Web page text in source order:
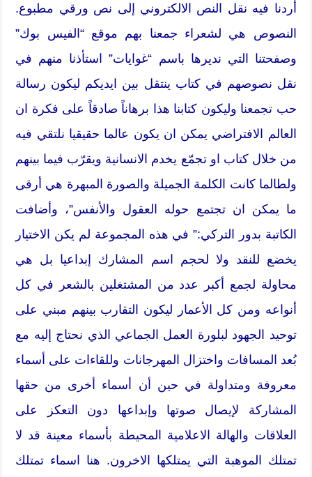
أردنا فيه نقل النص الالكتروني إلى نص ورقي مطبوع.
النصوص هي لشعراء جمعنا بهم موقع “الفيس بوك”
وصفحتنا التي نديرها باسم “غوايات” استأذنا منهم في
نقل نصوصهم في كتاب ينتقل بين ايديكم ليكون رسالة
حب تجمعنا وليكون كتابنا هذا برهاناً صادقاً على فكرة ان
العالم الافتراضي يمكن ان يكون عالما حقيقيا نلتقي فيه
من خلال كتاب او تجمّع يخدم الانسانية ويقرّب فيما بينهم
ولطالما كانت الكلمة الجميلة والصورة المبهرة هي أرقى
ما يمكن ان تجتمع حوله العقول والأنفس”، وأضافت
الكاتبة بدور التركي:” في هذه المجموعة لم يكن الاختيار
يخضع للنقد ولا لحجم اسم المشارك إبداعيا بل هي
محاولة لجمع أكبر عدد من المشتغلين بالشعر في كل
أنواعه ومن كل الأعمار ليكون التقارب بينهم مبني على
توحيد الجهود لبلورة العمل الجماعي الذي نحتاج إليه مع
بُعد المسافات واختزال المهرجانات وللقاءات على أسماء
معروفة ومتداولة في حين أن أسماء أخرى من حقها
المشاركة لإيصال صوتها وإبداعها دون التعكز على
العلاقات والهالة الاعلامية المحيطة بأسماء معينة قد لا
تمتلك الموهبة التي يمتلكها الاخرون. هنا اسماء تمتلك